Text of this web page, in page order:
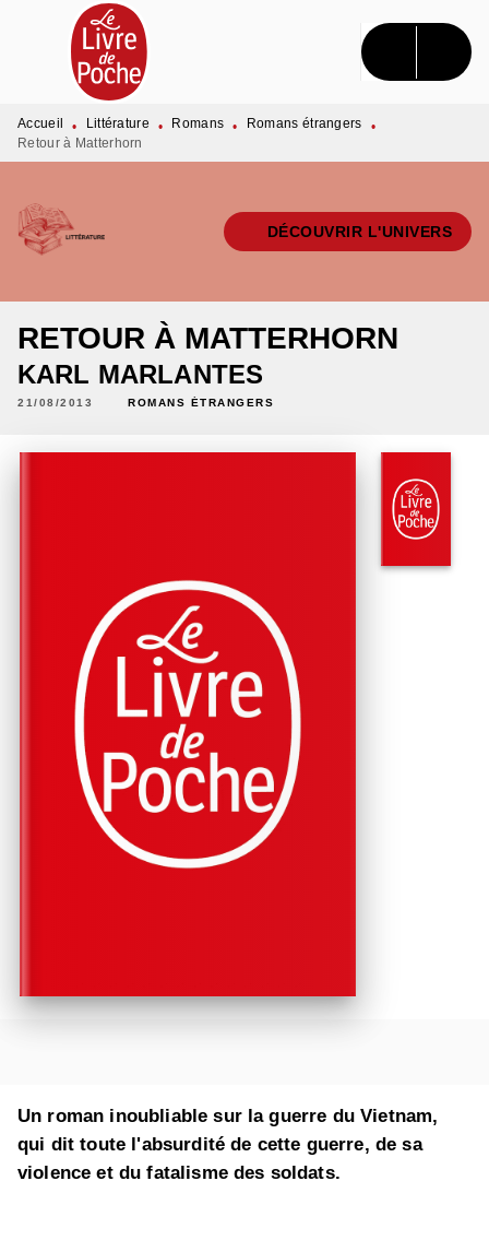
MENU RECHERCHE CONTENU
PIED DE PAGE
Accueil • Littérature • Romans • Romans étrangers
•
Retour à Matterhorn
DÉCOUVRIR L'UNIVERS
RETOUR À MATTERHORN
KARL MARLANTES
21/08/2013 ROMANS ÉTRANGERS
Un roman inoubliable sur la guerre du Vietnam,
qui dit toute l'absurdité de cette guerre, de sa
violence et du fatalisme des soldats.